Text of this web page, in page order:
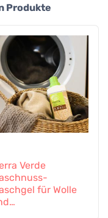
Produkte
Verde
für Wolle